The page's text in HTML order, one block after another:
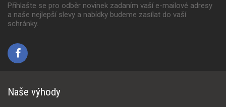
Přihlašte se pro odběr novinek zadaním vaší e-mailové adresy
a naše nejlepší slevy a nabídky budeme zasílat do vaší
schránky.
Naše výhody